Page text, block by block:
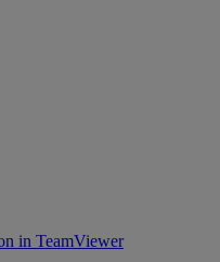
in TeamViewer